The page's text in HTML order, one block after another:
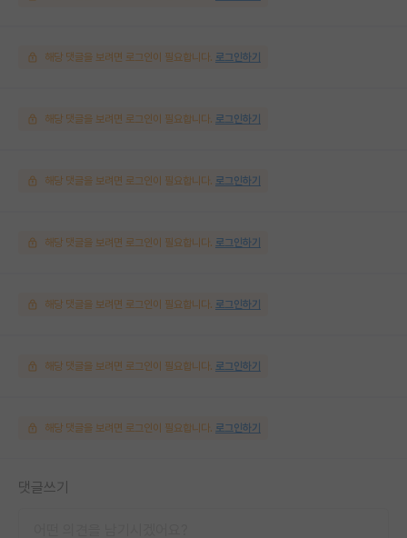
해당 댓글을 보려면 로그인이 필요합니다. 로그인하기
해당 댓글을 보려면 로그인이 필요합니다. 로그인하기
해당 댓글을 보려면 로그인이 필요합니다. 로그인하기
해당 댓글을 보려면 로그인이 필요합니다. 로그인하기
해당 댓글을 보려면 로그인이 필요합니다. 로그인하기
해당 댓글을 보려면 로그인이 필요합니다. 로그인하기
해당 댓글을 보려면 로그인이 필요합니다. 로그인하기
댓글쓰기